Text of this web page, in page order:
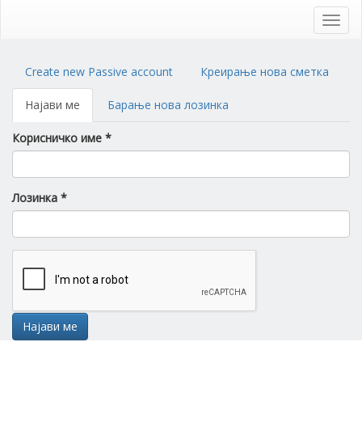
Primary
tabs
Create new Passive account Креирање нова сметка
Најави ме (activeБарање нова лозинка
Корисничко име *
Лозинка *
Најави ме